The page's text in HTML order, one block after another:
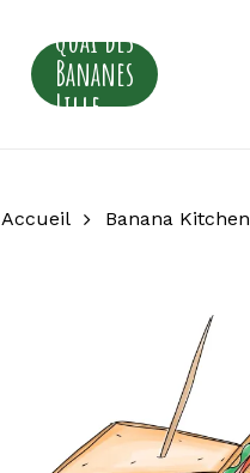
Quai des
Bananes
Lille
Accueil Banana Kitchen